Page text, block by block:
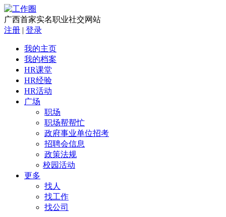
广西首家实名职业社交网站
注册 | 登录
我的主页
我的档案
HR课堂
HR经验
HR活动
广场
职场
职场帮帮忙
政府事业单位招考
招聘会信息
政策法规
校园活动
更多
找人
找工作
找公司